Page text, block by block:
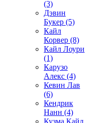
(3)
Дэвин
Букер (5)
Кайл
Корвер (8)
Кайл Лоури
(1)
Карузо
Алекс (4)
Кевин Лав
(6)
Кендрик
Нанн (4)
Кузма Кайл